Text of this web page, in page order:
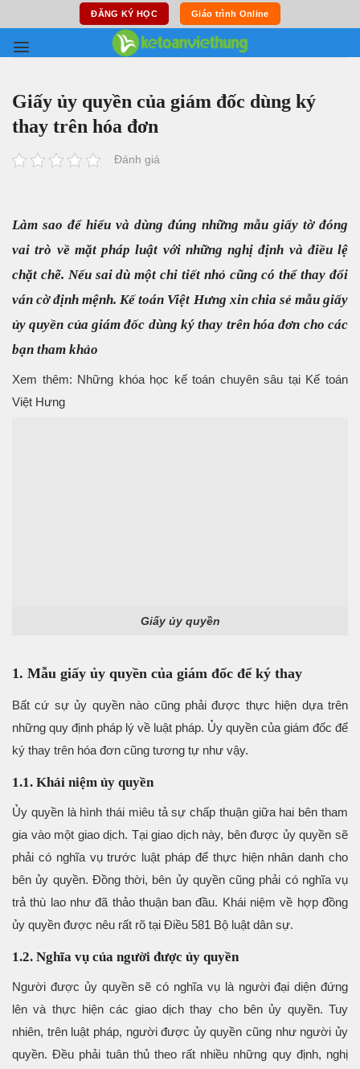
content
ĐĂNG KÝ HỌC Giáo trình Online
Giấy ủy quyền của giám đốc dùng ký
thay trên hóa đơn
Đánh giá
Làm sao để hiểu và dùng đúng những mẫu giấy tờ đóng
vai trò về mặt pháp luật với những nghị định và điều lệ
chặt chẽ. Nếu sai dù một chi tiết nhỏ cũng có thể thay đổi
ván cờ định mệnh. Kế toán Việt Hưng xin chia sẻ mẫu giấy
ủy quyền của giám đốc dùng ký thay trên hóa đơn cho các
bạn tham khảo
Xem thêm: Những khóa học kế toán chuyên sâu tại Kế toán
Việt Hưng
Giấy ủy quyền
1. Mẫu giấy ủy quyền của giám đốc để ký thay
Bất cứ sự ủy quyền nào cũng phải được thực hiện dựa trên
những quy định pháp lý về luật pháp. Ủy quyền của giám đốc để
ký thay trên hóa đơn cũng tương tự như vậy.
1.1. Khái niệm ủy quyền
Ủy quyền là hình thái miêu tả sự chấp thuận giữa hai bên tham
gia vào một giao dịch. Tại giao dịch này, bên được ủy quyền sẽ
phải có nghĩa vụ trước luật pháp để thực hiện nhân danh cho
bên ủy quyền. Đồng thời, bên ủy quyền cũng phải có nghĩa vụ
trả thù lao như đã thảo thuận ban đầu. Khái niệm về hợp đồng
ủy quyền được nêu rất rõ tại Điều 581 Bộ luật dân sự.
1.2. Nghĩa vụ của người được ủy quyền
Người được ủy quyền sẽ có nghĩa vụ là người đại diện đứng
lên và thực hiện các giao dịch thay cho bên ủy quyền. Tuy
nhiên, trên luật pháp, người được ủy quyền cũng như người ủy
quyền. Đều phải tuân thủ theo rất nhiều những quy định, nghị